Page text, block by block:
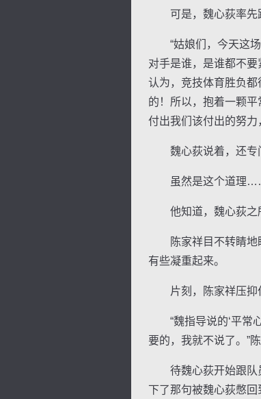
可是，魏心荻率先跟
“姑娘们，今天这场
对手是谁，是谁都不
认为，竞技体育胜负都
的！所以，抱着一颗
付出我们该付出的努
魏心荻说着，还专
虽然是这个道理……
他知道，魏心荻之所
陈家祥目不转睛地盯
有些凝重起来。
片刻，陈家祥压抑住
“魏指导说的‘平常心
要的，我就不说了。”
待魏心荻开始跟队员
下了那句被魏心荻憋回